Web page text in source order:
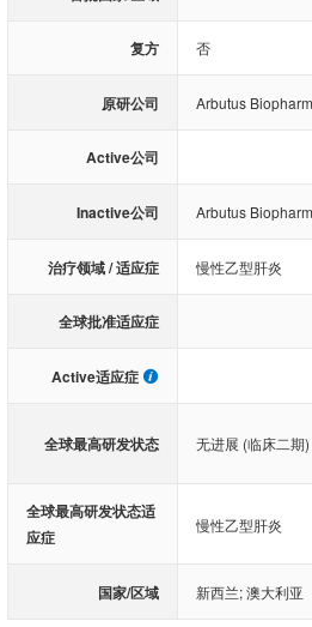
复方 否
原研公司 Arbutus
Active公司
Inactive公司 Arbutus
治疗领域 / 适应症 慢性乙型肝炎
全球批准适应症
Active适应症
全球最高研发状态 无进展 (临床二期)
全球最高研发状态适
应症
慢性乙型肝炎
国家/区域 新西兰;澳大利亚